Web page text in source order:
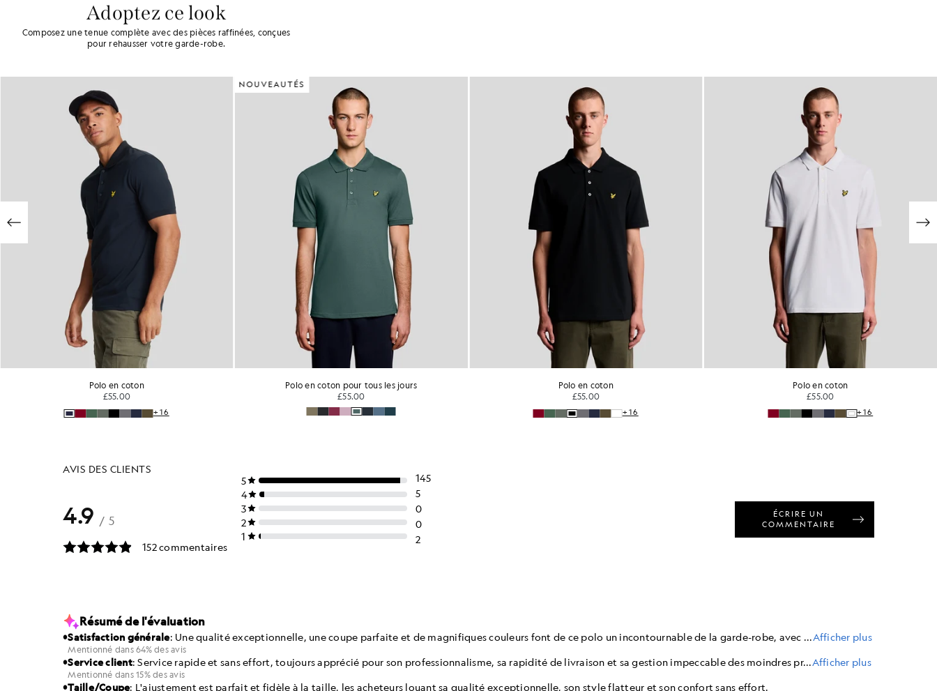
Adoptez ce look
Composez une tenue complète avec des pièces raffinées, conçues
pour rehausser votre garde-robe.
Polo en coton pour tous les jours
£55.00
Polo en coton
Polo en coton
£55.00
Polo en coton pour tous les jours